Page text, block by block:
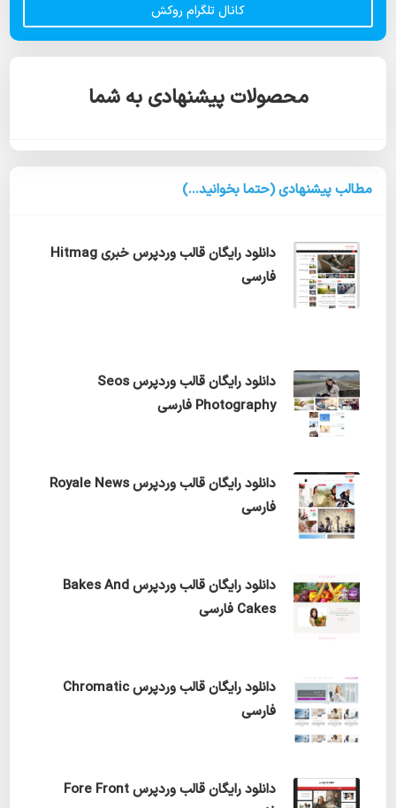
کانال تلگرام روکش
محصولات پیشنهادی به شما
مطالب پیشنهادی (حتما بخوانید...)
دانلود رایگان قالب وردپرس خبری Hitmag
فارسی
دانلود رایگان قالب وردپرس Seos
Photography فارسی
دانلود رایگان قالب وردپرس Royale News
فارسی
دانلود رایگان قالب وردپرس Bakes And
Cakes فارسی
دانلود رایگان قالب وردپرس Chromatic
فارسی
دانلود رایگان قالب وردپرس Fore Front